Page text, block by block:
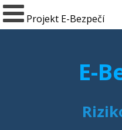
Projekt E-Bezpečí
E-